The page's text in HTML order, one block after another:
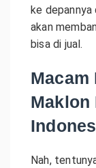
ke depannya
akan
bisa di jual.
Macam
Maklon
Nah,